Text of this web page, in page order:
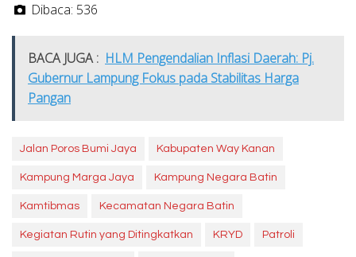
Dibaca: 536
BACA JUGA : HLM Pengendalian Inflasi Daerah: Pj.
Gubernur Lampung Fokus pada Stabilitas Harga
Pangan
Jalan Poros Bumi Jaya Kabupaten Way Kanan
Kampung Marga Jaya Kampung Negara Batin
Kamtibmas Kecamatan Negara Batin
Kegiatan Rutin yang Ditingkatkan KRYD Patroli